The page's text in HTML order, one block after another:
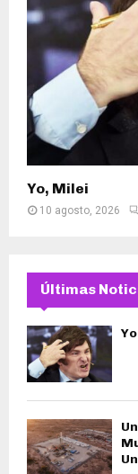
Yo, Milei
10 agosto, 2026
Últimas